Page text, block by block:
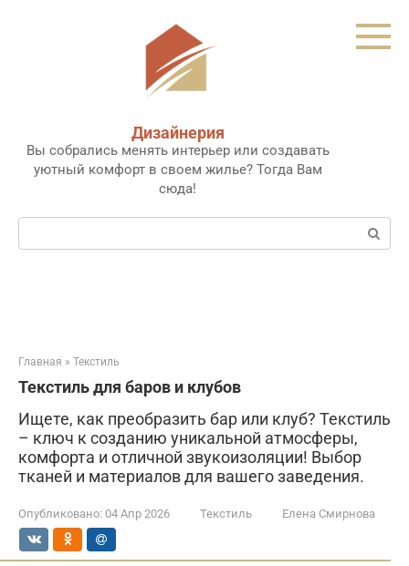
Дизайнерия
Вы собрались менять интерьер или создавать
уютный комфорт в своем жилье? Тогда Вам
сюда!
Поиск:
Главная » Текстиль
Текстиль для баров и клубов
Ищете, как преобразить бар или клуб? Текстиль
– ключ к созданию уникальной атмосферы,
комфорта и отличной звукоизоляции! Выбор
тканей и материалов для вашего заведения.
Опубликовано: 04 Апр 2026 Текстиль Елена Смирнова